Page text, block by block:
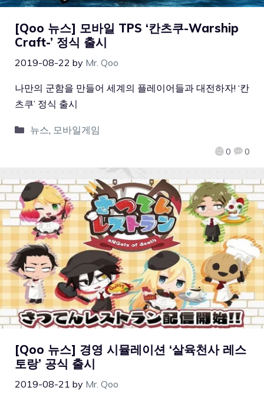
[Qoo 뉴스] 모바일 TPS ‘칸츠쿠-Warship
Craft-’ 정식 출시
2019-08-22 by Mr. Qoo
0 0
나만의 군함을 만들어 세계의 플레이어들과 대전하자! ‘칸
츠쿠’ 정식 출시
뉴스, 모바일게임
[Qoo 뉴스] 경영 시뮬레이션 ‘살육천사 레스
토랑’ 공식 출시
2019-08-21 by Mr. Qoo